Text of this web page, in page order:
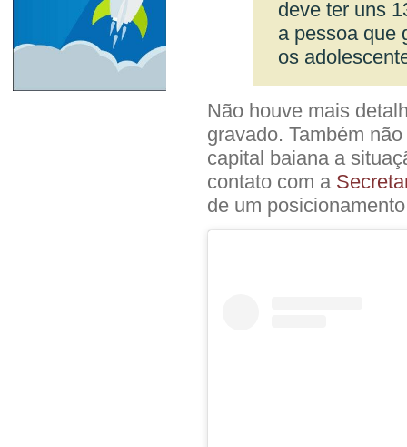
deve ter uns
a pessoa que
os
Não houve mais
gravado. Também
capital baiana a
contato com a
de um